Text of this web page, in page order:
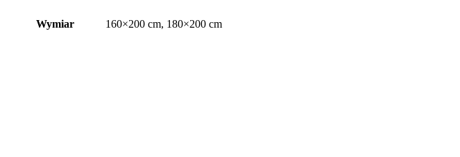
Wymiar 160×200 cm, 180×200 cm